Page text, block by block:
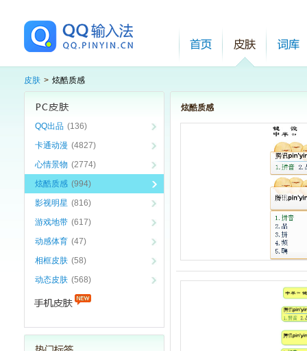
皮肤 > 炫酷质感
QQ出品 (136)
卡通动漫 (4827)
心情景物 (2774)
炫酷质感 (994)
影视明星 (816)
游戏地带 (617)
动感体育 (47)
相框皮肤 (58)
动态皮肤 (568)
炫酷质感